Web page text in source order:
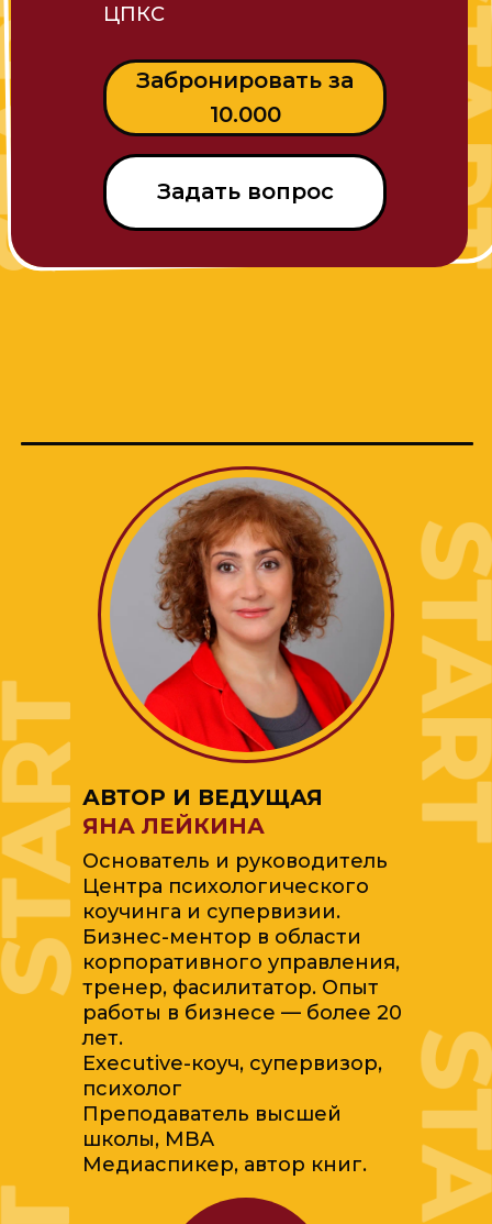
ЦПКС
Забронировать за
10.000
Задать вопрос
Основатель и руководитель
Центра психологического
коучинга и супервизии.
Бизнес-ментор в области
корпоративного управления,
тренер, фасилитатор. Опыт
работы в бизнесе — более 20
лет.
Еxecutive-коуч, супервизор,
психолог
Преподаватель высшей
школы, MBA
Медиаспикер, автор книг.
АВТОР И ВЕДУЩАЯ
ЯНА ЛЕЙКИНА